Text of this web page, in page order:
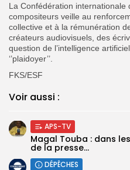
La Confédération internationale
compositeurs veille au
collective et à la rémunération
créateurs audiovisuels, des
question de l’intelligence
‘’plaidoyer’’.
FKS/ESF
Voir aussi :
APS-TV
Magal Touba : dans
de la presse...
DÉPÊCHES